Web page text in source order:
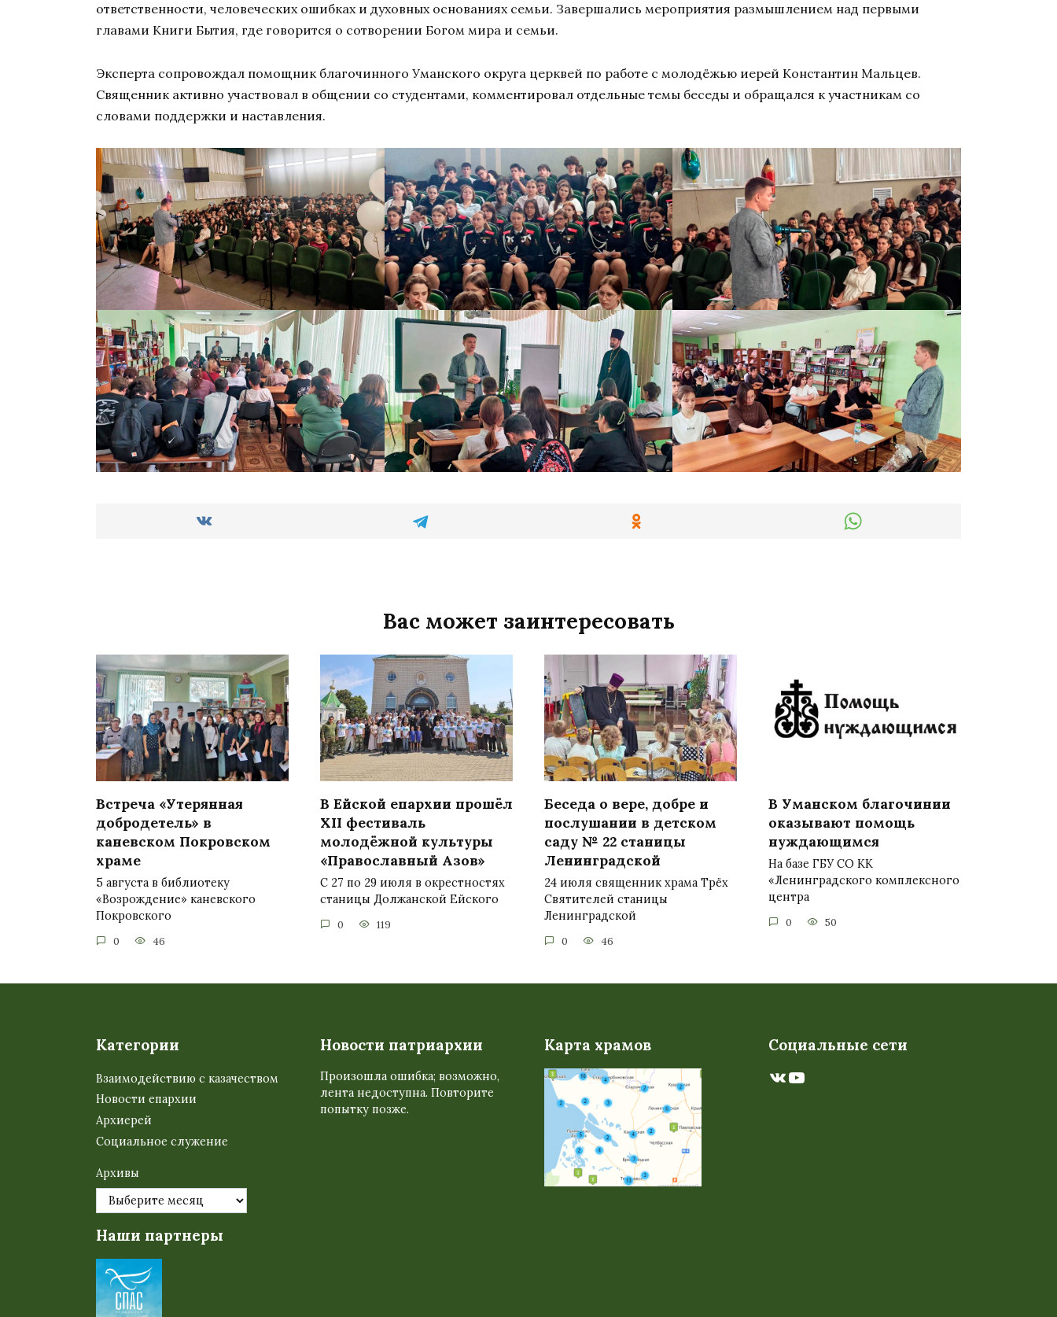
ответственности, человеческих ошибках и духовных основаниях семьи. Завершались мероприятия размышлением над первыми
главами Книги Бытия, где говорится о сотворении Богом мира и семьи.
Эксперта сопровождал помощник благочинного Уманского округа церквей по работе с молодёжью иерей Константин Мальцев.
Священник активно участвовал в общении со студентами, комментировал отдельные темы беседы и обращался к участникам со
словами поддержки и наставления.
Вас может заинтересовать
Встреча «Утерянная
добродетель» в
каневском Покровском
храме
5 августа в библиотеку
«Возрождение» каневского
Покровского
0 46
В Ейской епархии прошёл
XII фестиваль
молодёжной культуры
«Православный Азов»
С 27 по 29 июля в окрестностях
станицы Должанской Ейского
0 119
Беседа о вере, добре и
послушании в детском
саду № 22 станицы
Ленинградской
24 июля священник храма Трёх
Святителей станицы
Ленинградской
0 46
В Уманском благочинии
оказывают помощь
нуждающимся
На базе ГБУ СО КК
«Ленинградского комплексного
центра
0 50
Категории
Взаимодействию с казачеством
Новости епархии
Архиерей
Социальное служение
Архивы
Наши партнеры
Новости патриархии
Произошла ошибка; возможно,
лента недоступна. Повторите
попытку позже.
Карта храмов Социальные сети
ВКонтакте
YouTube